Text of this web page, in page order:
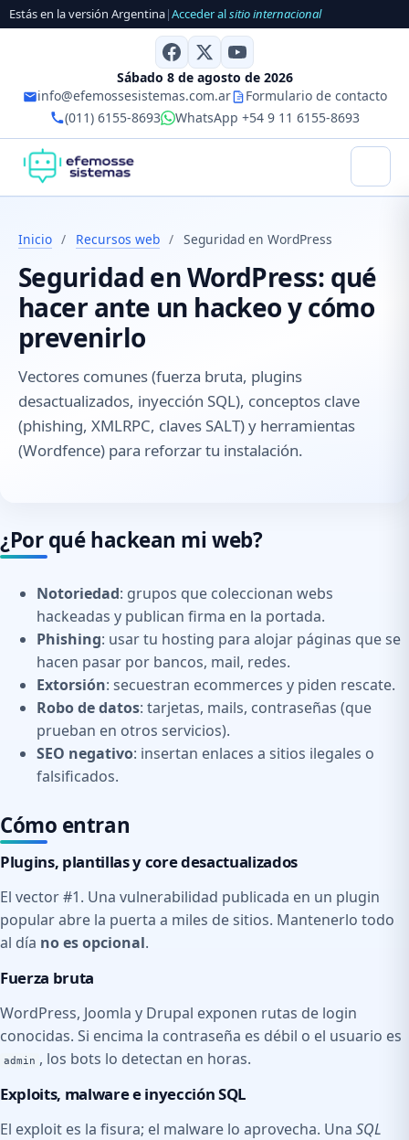
Estás en la versión Argentina|Acceder alsitio internacional
Sábado 8 de agosto de 2026
info@efemossesistemas.com.ar
Formulario de contacto
(011) 6155-8693
WhatsApp +54 9 11 6155-8693
Inicio / Recursos web / Seguridad en WordPress
Seguridad en WordPress: qué
hacer ante un hackeo y cómo
prevenirlo
Vectores comunes (fuerza bruta, plugins
desactualizados, inyección SQL), conceptos clave
(phishing, XMLRPC, claves SALT) y herramientas
(Wordfence) para reforzar tu instalación.
¿Por qué hackean mi web?
Notoriedad: grupos que coleccionan webs
hackeadas y publican firma en la portada.
Phishing: usar tu hosting para alojar páginas que se
hacen pasar por bancos, mail, redes.
Extorsión: secuestran ecommerces y piden rescate.
Robo de datos: tarjetas, mails, contraseñas (que
prueban en otros servicios).
SEO negativo: insertan enlaces a sitios ilegales o
falsificados.
Cómo entran
Plugins, plantillas y core desactualizados
El vector #1. Una vulnerabilidad publicada en un plugin
popular abre la puerta a miles de sitios. Mantenerlo todo
al día no es opcional.
Fuerza bruta
WordPress, Joomla y Drupal exponen rutas de login
conocidas. Si encima la contraseña es débil o el usuario es
admin , los bots lo detectan en horas.
Exploits, malware e inyección SQL
El exploit es la fisura; el malware lo aprovecha. Una SQL